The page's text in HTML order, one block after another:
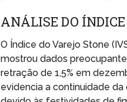
ANÁLISE DO
O Índice do Varejo Stone
mostrou dados
retração de 1,5% em
evidencia a continuidade